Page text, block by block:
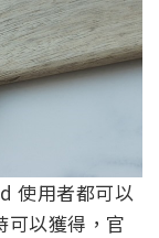
使用者都可以
可以獲得，官